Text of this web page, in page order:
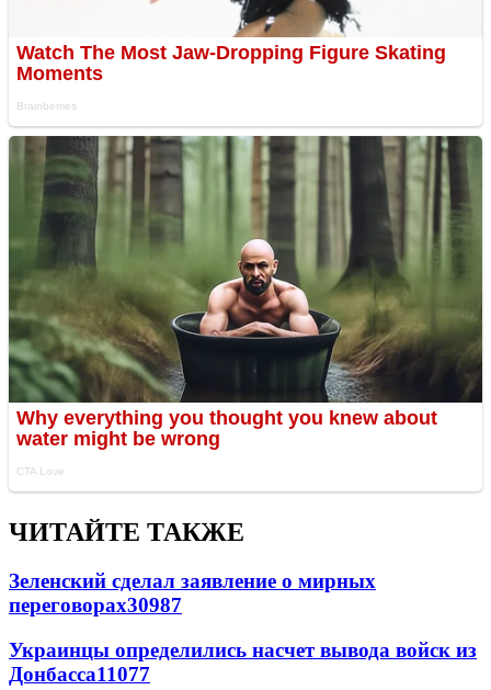
ЧИТАЙТЕ ТАКЖЕ
Зеленский сделал заявление о мирных
переговорах30987
Украинцы определились насчет вывода войск из
Донбасса11077